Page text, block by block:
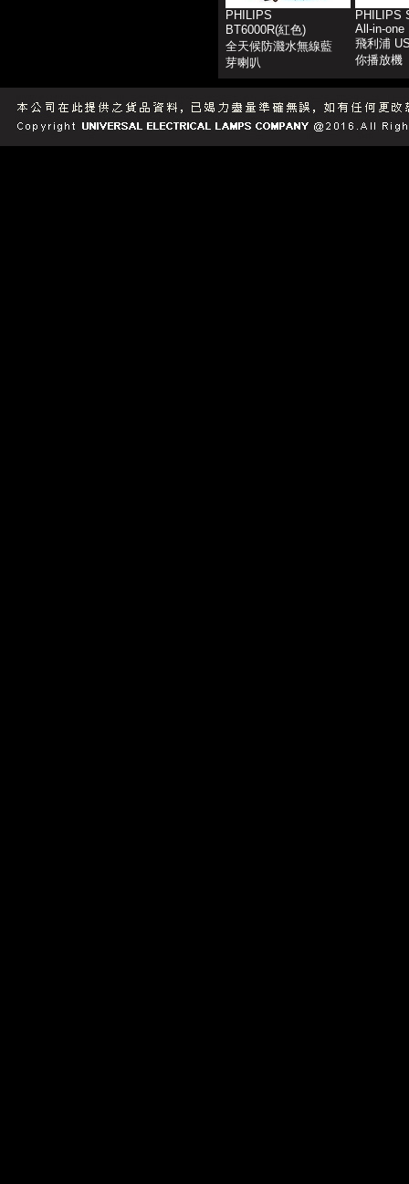
PHILIPS
BT6000R(紅色)
全天候防濺水無線藍
芽喇叭
PHILIPS
All-in-one
飛利浦
你播放機